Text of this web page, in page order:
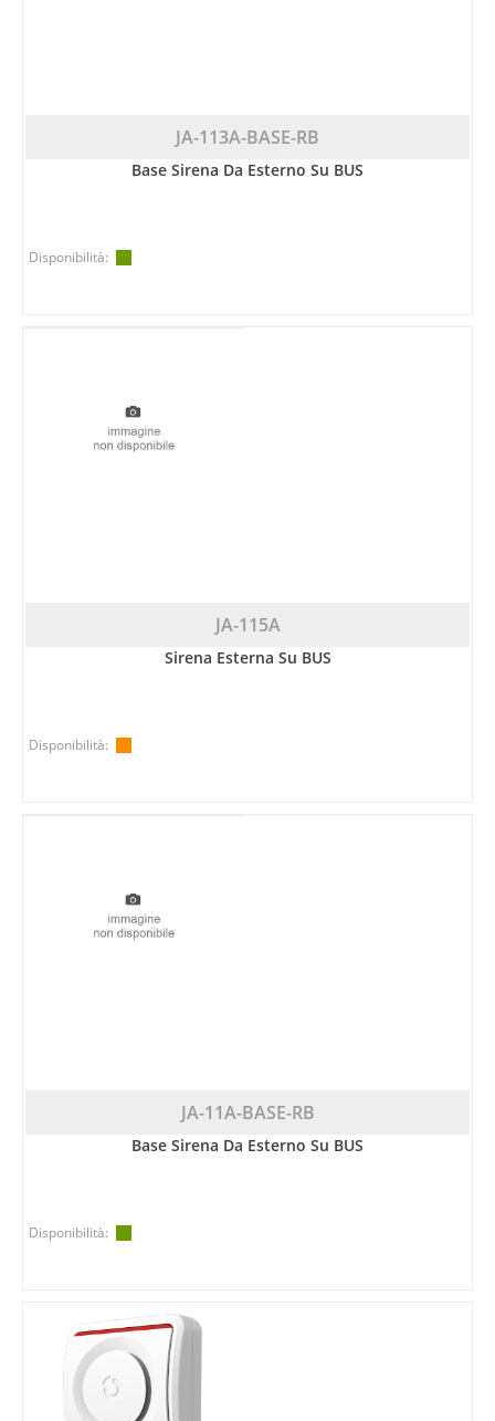
JA-113A-BASE-RB
Base Sirena Da Esterno Su BUS
Disponibilità:
JA-115A
Sirena Esterna Su BUS
Disponibilità:
JA-11A-BASE-RB
Base Sirena Da Esterno Su BUS
Disponibilità: